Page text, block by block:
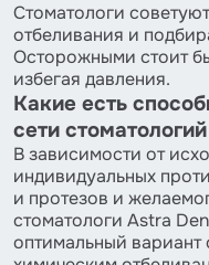
Стоматологи
отбеливания и
Осторожными стоит
избегая давления.
Какие есть
сети
В зависимости от
индивидуальных
и протезов и
стоматологи Astra
оптимальный